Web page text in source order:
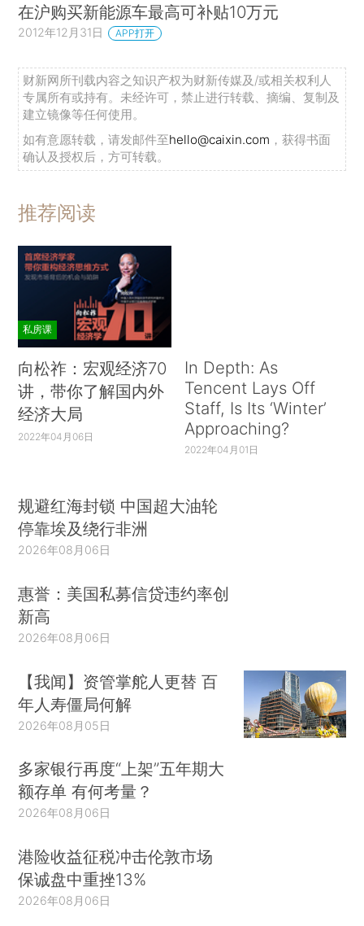
在沪购买新能源车最高可补贴10万元
2012年12月31日 APP打开
财新网所刊载内容之知识产权为财新传媒及/或相关权利人
专属所有或持有。未经许可，禁止进行转载、摘编、复制及
建立镜像等任何使用。
如有意愿转载，请发邮件至hello@caixin.com ，获得书面
确认及授权后，方可转载。
推荐阅读
私房课
向松祚：宏观经济70
讲，带你了解国内外
经济大局
2022年04月06日
In Depth: As
Tencent Lays Off
Staff, Is Its ‘Winter’
Approaching?
2022年04月01日
规避红海封锁 中国超大油轮
停靠埃及绕行非洲
2026年08月06日
惠誉：美国私募信贷违约率创
新高
2026年08月06日
【我闻】资管掌舵人更替 百
年人寿僵局何解
2026年08月05日
多家银行再度“上架”五年期大
额存单 有何考量？
2026年08月06日
港险收益征税冲击伦敦市场
保诚盘中重挫13%
2026年08月06日